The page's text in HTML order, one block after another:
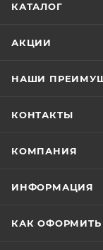
КАТАЛОГ
АКЦИИ
НАШИ
КОНТАКТЫ
КОМПАНИЯ
ИНФОРМАЦИЯ
КАК ОФОРМИТЬ